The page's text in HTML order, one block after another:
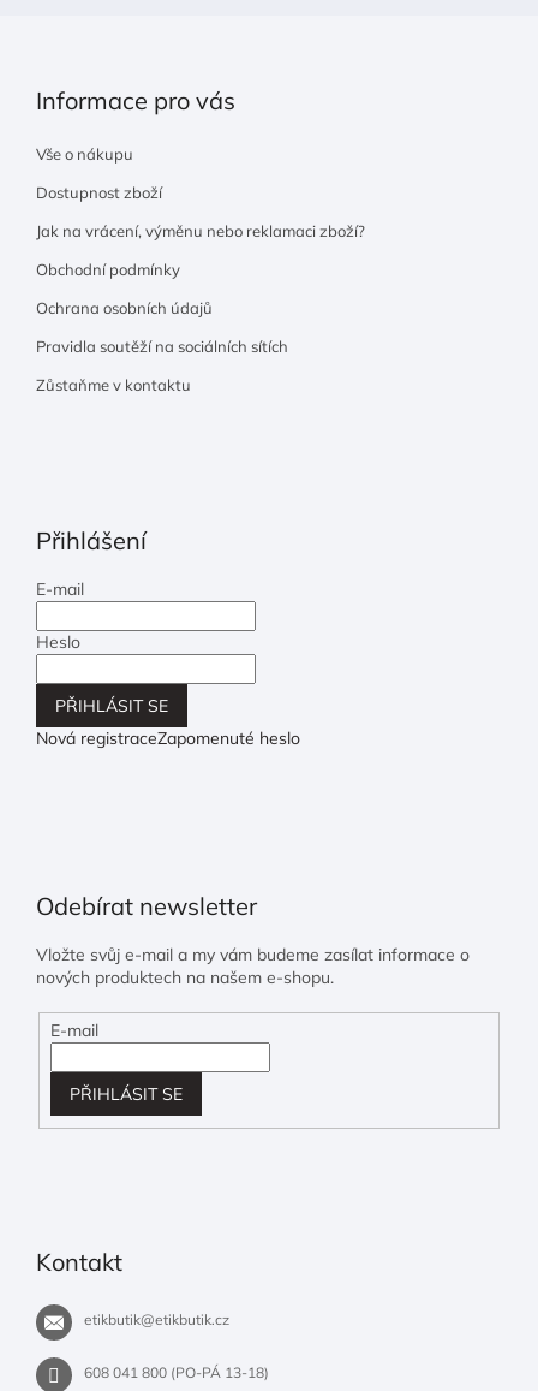
Informace pro vás
Vše o nákupu
Dostupnost zboží
Jak na vrácení, výměnu nebo reklamaci zboží?
Obchodní podmínky
Ochrana osobních údajů
Pravidla soutěží na sociálních sítích
Zůstaňme v kontaktu
Přihlášení
E-mail
Heslo
PŘIHLÁSIT SE
Nová registraceZapomenuté heslo
Odebírat newsletter
Vložte svůj e-mail a my vám budeme zasílat informace o
nových produktech na našem e-shopu.
E-mail
PŘIHLÁSIT SE
Kontakt
etikbutik@etikbutik.cz
608 041 800 (PO-PÁ 13-18)